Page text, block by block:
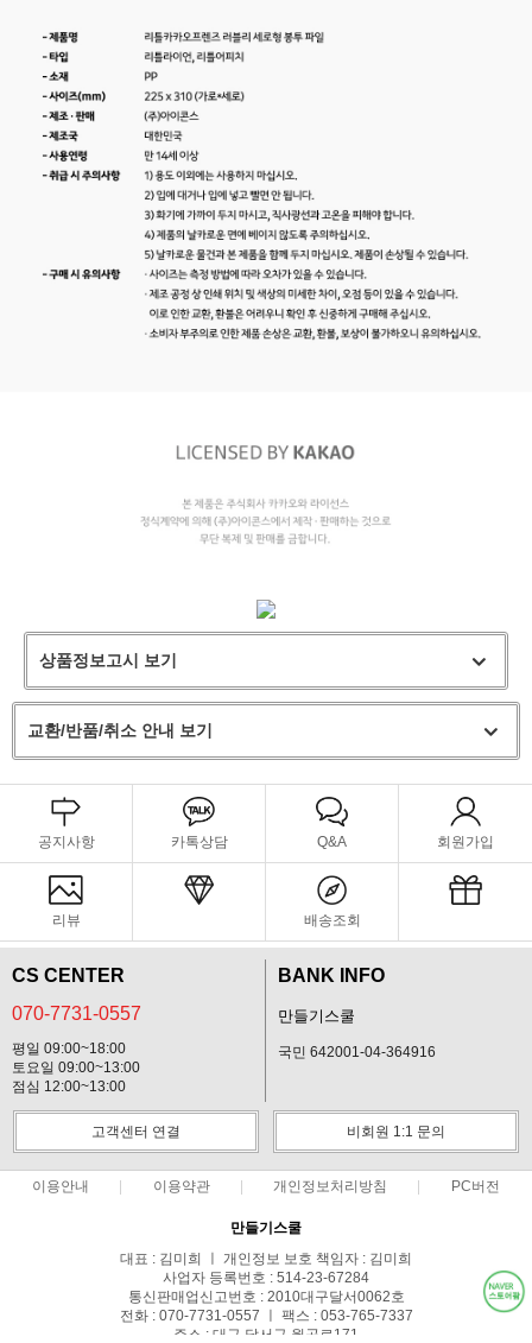
상품정보고시 보기
교환/반품/취소 안내 보기
공지사항 카톡상담 Q&A 회원가입
리뷰 배송조회
CS CENTER
070-7731-0557
평일 09:00~18:00
토요일 09:00~13:00
점심 12:00~13:00
BANK INFO
만들기스쿨
국민 642001-04-364916
고객센터 연결 비회원 1:1 문의
이용안내 이용약관 개인정보처리방침 PC버전
만들기스쿨
대표 : 김미희 ㅣ 개인정보 보호 책임자 : 김미희
사업자 등록번호 : 514-23-67284
통신판매업신고번호 : 2010대구달서0062호
전화 : 070-7731-0557 ㅣ 팩스 : 053-765-7337
주소 : 대구 달서구 월곡로171